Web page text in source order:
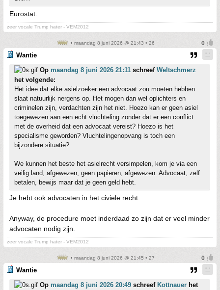
Eurostat.
zeer vocale Trump hater - VEM2012
• maandag 8 juni 2026 @ 21:43 • 26
Wantie
Op maandag 8 juni 2026 21:11 schreef Weltschmerz
het volgende:
Het idee dat elke asielzoeker een advocaat zou moeten hebben
slaat natuurlijk nergens op. Het mogen dan wel oplichters en
criminelen zijn, verdachten zijn het niet. Hoezo kan er geen asiel
toegewezen aan een echt vluchteling zonder dat er een conflict
met de overheid dat een advocaat vereist? Hoezo is het
specialisme geworden? Vluchtelingenopvang is toch een
bijzondere situatie?
We kunnen het beste het asielrecht versimpelen, kom je via een
veilig land, afgewezen, geen papieren, afgewezen. Advocaat, zelf
betalen, bewijs maar dat je geen geld hebt.
Je hebt ook advocaten in het civiele recht.
Anyway, de procedure moet inderdaad zo zijn dat er veel minder
advocaten nodig zijn.
zeer vocale Trump hater - VEM2012
• maandag 8 juni 2026 @ 21:45 • 27
Wantie
Op maandag 8 juni 2026 20:49 schreef Kottnauer het